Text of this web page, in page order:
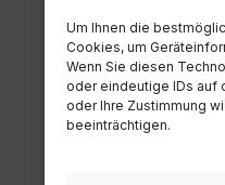
Um Ihnen die
Cookies, um
Wenn Sie diesen
oder eindeutige IDs auf
oder Ihre Zustimmung
beeinträchtigen.